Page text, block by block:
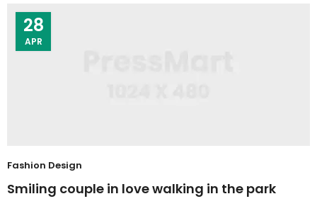
28
APR
Fashion Design
Smiling couple in love walking in the park